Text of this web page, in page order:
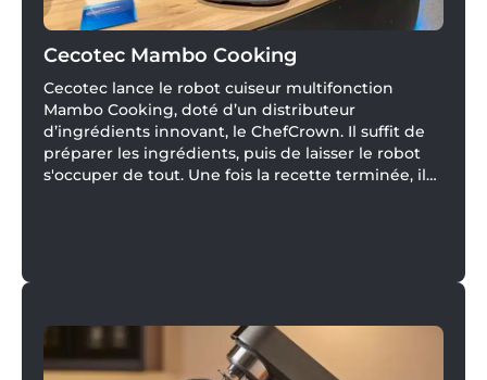
Cecotec Mambo Cooking
Cecotec lance le robot cuiseur multifonction
Mambo Cooking, doté d’un distributeur
d’ingrédients innovant, le ChefCrown. Il suffit de
préparer les ingrédients, puis de laisser le robot
s'occuper de tout. Une fois la recette terminée, il